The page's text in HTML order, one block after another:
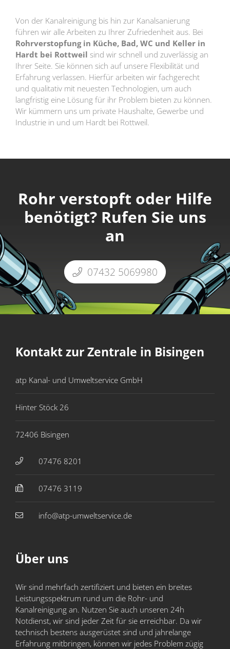
Von der Kanalreinigung bis hin zur Kanalsanierung
führen wir alle Arbeiten zu Ihrer Zufriedenheit aus. Bei
Rohrverstopfung in Küche, Bad, WC und Keller in
Hardt bei Rottweil sind wir schnell und zuverlässig an
Ihrer Seite. Sie können sich auf unsere Flexibilität und
Erfahrung verlassen. Hierfür arbeiten wir fachgerecht
und qualitativ mit neuesten Technologien, um auch
langfristig eine Lösung für ihr Problem bieten zu können.
Wir kümmern uns um private Haushalte, Gewerbe und
Industrie in und um Hardt bei Rottweil.
Rohr verstopft oder Hilfe
benötigt? Rufen Sie uns
an
07432 5069980
Kontakt zur Zentrale in Bisingen
atp Kanal- und Umweltservice GmbH
Hinter Stöck 26
72406 Bisingen
07476 8201
07476 ​3119
info@atp-umweltservice.de
Über uns
Wir sind mehrfach zertifiziert und bieten ein breites
Leistungs­spektrum rund um die Rohr- und
Kanalreinigung an. Nutzen Sie auch unseren 24h
Notdienst, wir sind jeder Zeit für sie erreichbar. Da wir
technisch bestens ausgerüstet sind und jahre­lange
Erfahrung mitbringen, können wir jedes Problem zügig